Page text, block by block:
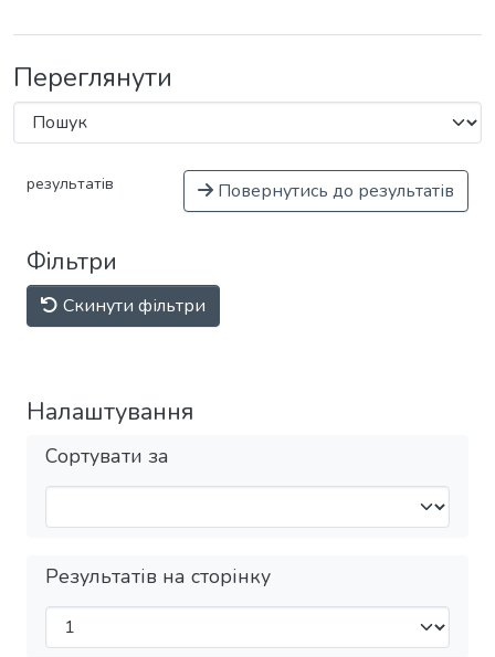
Переглянути
результатів Повернутись до результатів
Фільтри
Скинути фільтри
Налаштування
Сортувати за
Результатів на сторінку